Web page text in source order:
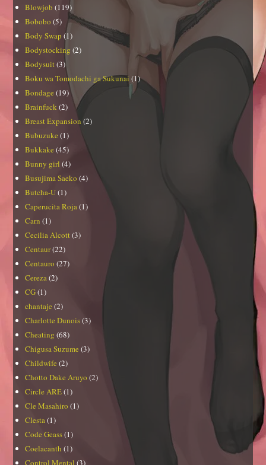
Blowjob (119)
Bobobo (5)
Body Swap (1)
Bodystocking (2)
Bodysuit(3)
Boku wa Tomodachi ga Sukunai (1)
Bondage (19)
Brainfuck (2)
Breast Expansion (2)
Bubuzuke (1)
Bukkake (45)
Bunny girl (4)
Busujima Saeko (4)
Butcha-U(1)
Caperucita Roja(1)
Carn (1)
Cecilia Alcott (3)
Centaur(22)
Centauro (27)
Cereza(2)
CG(1)
chantaje (2)
Charlotte Dunois(3)
Cheating (68)
Chigusa Suzume (3)
Childwife (2)
Chotto Dake Aruyo (2)
Circle ARE(1)
Cle Masahiro (1)
Clesta(1)
Code Geass(1)
Coelacanth (1)
Control Mental (3)